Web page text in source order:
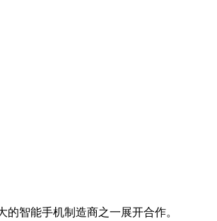
的智能手机制造商之一展开合作。